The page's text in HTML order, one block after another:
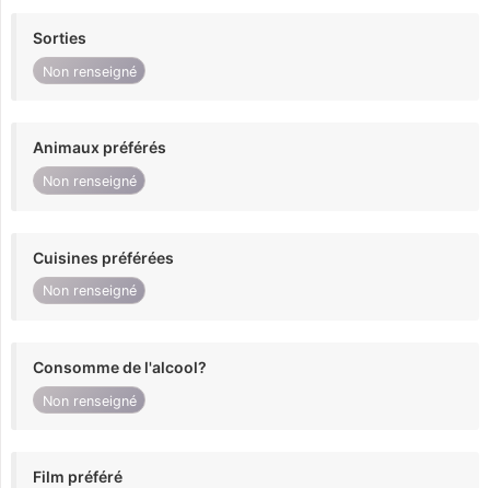
Sorties
Non renseigné
Animaux préférés
Non renseigné
Cuisines préférées
Non renseigné
Consomme de l'alcool?
Non renseigné
Film préféré